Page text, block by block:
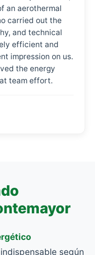
an aerothermal
carried out the
and technical
efficient and
impression on us.
the energy
team effort.
según